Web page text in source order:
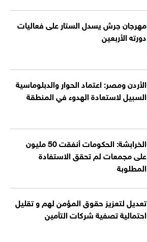
مهرجان جرش يسدل الستار على فعاليات
دورته الأربعين
الأردن ومصر: اعتماد الحوار والدبلوماسية
السبيل لاستعادة الهدوء في المنطقة
الخرابشة: الحكومات أنفقت 50 مليون
على مجمعات لم تحقق الاستفادة
المطلوبة
تعديل لتعزيز حقوق المؤمن لهم و تقليل
احتمالية تصفية شركات التأمين